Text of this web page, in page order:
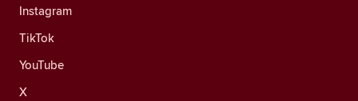
Instagram
TikTok
YouTube
X